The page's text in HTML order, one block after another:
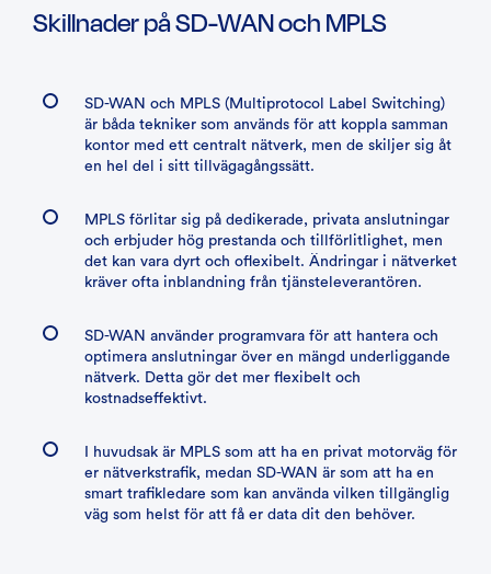
Skillnader på SD-WAN och MPLS
SD-WAN och MPLS (Multiprotocol Label Switching)
är båda tekniker som används för att koppla samman
kontor med ett centralt nätverk, men de skiljer sig åt
en hel del i sitt tillvägagångssätt.
MPLS förlitar sig på dedikerade, privata anslutningar
och erbjuder hög prestanda och tillförlitlighet, men
det kan vara dyrt och oflexibelt. Ändringar i nätverket
kräver ofta inblandning från tjänsteleverantören.
SD-WAN använder programvara för att hantera och
optimera anslutningar över en mängd underliggande
nätverk. Detta gör det mer flexibelt och
kostnadseffektivt.
I huvudsak är MPLS som att ha en privat motorväg för
er nätverkstrafik, medan SD-WAN är som att ha en
smart trafikledare som kan använda vilken tillgänglig
väg som helst för att få er data dit den behöver.